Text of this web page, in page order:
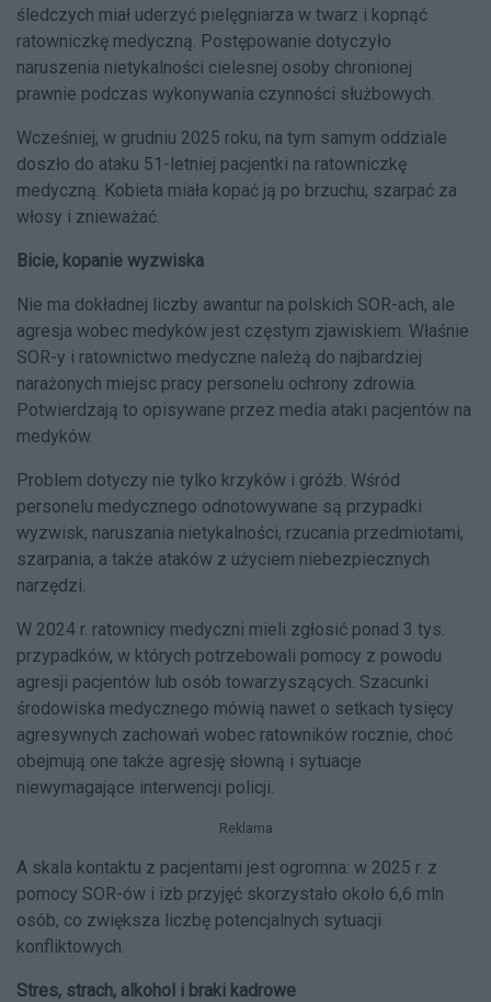
śledczych miał uderzyć pielęgniarza w twarz i kopnąć
ratowniczkę medyczną. Postępowanie dotyczyło
naruszenia nietykalności cielesnej osoby chronionej
prawnie podczas wykonywania czynności służbowych.
Wcześniej, w grudniu 2025 roku, na tym samym oddziale
doszło do ataku 51-letniej pacjentki na ratowniczkę
medyczną. Kobieta miała kopać ją po brzuchu, szarpać za
włosy i znieważać.
Bicie, kopanie wyzwiska
Nie ma dokładnej liczby awantur na polskich SOR-ach, ale
agresja wobec medyków jest częstym zjawiskiem. Właśnie
SOR-y i ratownictwo medyczne należą do najbardziej
narażonych miejsc pracy personelu ochrony zdrowia.
Potwierdzają to opisywane przez media ataki pacjentów na
medyków.
Problem dotyczy nie tylko krzyków i gróźb. Wśród
personelu medycznego odnotowywane są przypadki
wyzwisk, naruszania nietykalności, rzucania przedmiotami,
szarpania, a także ataków z użyciem niebezpiecznych
narzędzi.
W 2024 r. ratownicy medyczni mieli zgłosić ponad 3 tys.
przypadków, w których potrzebowali pomocy z powodu
agresji pacjentów lub osób towarzyszących. Szacunki
środowiska medycznego mówią nawet o setkach tysięcy
agresywnych zachowań wobec ratowników rocznie, choć
obejmują one także agresję słowną i sytuacje
niewymagające interwencji policji.
Reklama
A skala kontaktu z pacjentami jest ogromna: w 2025 r. z
pomocy SOR-ów i izb przyjęć skorzystało około 6,6 mln
osób, co zwiększa liczbę potencjalnych sytuacji
konfliktowych.
Stres, strach, alkohol i braki kadrowe